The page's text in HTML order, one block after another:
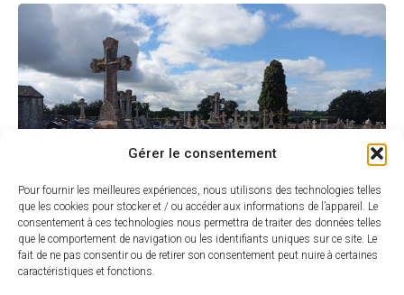
Gérer le consentement
Pour fournir les meilleures expériences, nous utilisons des technologies telles
que les cookies pour stocker et / ou accéder aux informations de l’appareil. Le
consentement à ces technologies nous permettra de traiter des données telles
que le comportement de navigation ou les identifiants uniques sur ce site. Le
fait de ne pas consentir ou de retirer son consentement peut nuire à certaines
caractéristiques et fonctions.